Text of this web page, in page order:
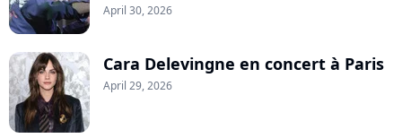
April 30, 2026
Cara Delevingne en concert à Paris
April 29, 2026